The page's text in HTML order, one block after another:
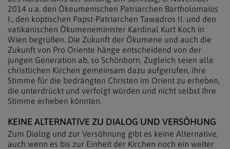
2014 u.a. den Ökeumenischen Patriarchen Bartholomaios
I., den koptischen Papst-Patriarchen Tawadros II. und den
vatikanischen Ökumeneminister Kardinal Kurt Koch in
Wien begrüßen. Die Zukunft der Ökumene und auch die
Zukunft von Pro Oriente hänge entscheidend von der
jungen Generation ab, so Schönborn. Zugleich seien alle
christlichen Kirchen gemeinsam dazu aufgerufen, ihre
Stimme für die bedrängten Christen im Orient zu erheben,
die unterdrückt und verfolgt würden und nicht selbst ihre
Stimme erheben könnten.
KEINE ALTERNATIVE ZU DIALOG UND VERSÖHUNG
Zum Dialog und zur Versöhnung gibt es keine Alternative,
auch wenn es bis zur Einheit der Kirchen noch ein weiter